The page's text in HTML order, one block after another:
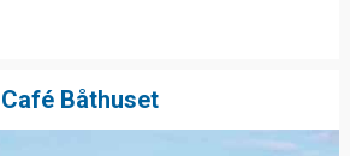
Café Båthuset